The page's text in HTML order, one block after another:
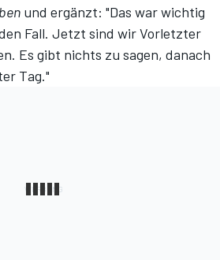
und ergänzt: "Das war wichtig
Fall. Jetzt sind wir Vorletzter
Es gibt nichts zu sagen, danach
Tag."